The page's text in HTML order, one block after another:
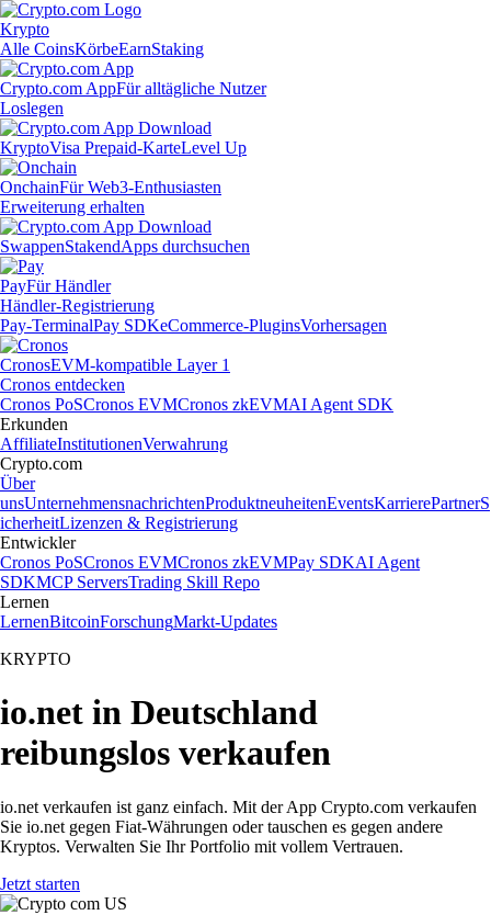
Krypto
Alle CoinsKörbeEarnStaking
Crypto.com AppFür alltägliche Nutzer
Loslegen
KryptoVisa Prepaid-KarteLevel Up
OnchainFür Web3-Enthusiasten
Erweiterung erhalten
SwappenStakendApps durchsuchen
PayFür Händler
Händler-Registrierung
Pay-TerminalPay SDKeCommerce-PluginsVorhersagen
CronosEVM-kompatible Layer 1
Cronos entdecken
Cronos PoSCronos EVMCronos zkEVMAI Agent SDK
Erkunden
AffiliateInstitutionenVerwahrung
Crypto.com
Über
unsUnternehmensnachrichtenProduktneuheitenEventsKarrierePartnerS
icherheitLizenzen & Registrierung
Entwickler
Cronos PoSCronos EVMCronos zkEVMPay SDKAI Agent
SDKMCP ServersTrading Skill Repo
Lernen
LernenBitcoinForschungMarkt-Updates
KRYPTO
io.net in Deutschland
reibungslos verkaufen
io.net verkaufen ist ganz einfach. Mit der App Crypto.com verkaufen
Sie io.net gegen Fiat-Währungen oder tauschen es gegen andere
Kryptos. Verwalten Sie Ihr Portfolio mit vollem Vertrauen.
Jetzt starten